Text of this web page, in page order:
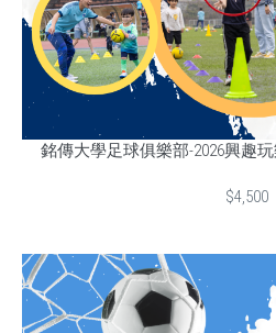
銘傳大學足球俱樂部-2026興趣
$4,500